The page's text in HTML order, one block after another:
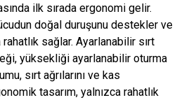
ilk sırada ergonomi gelir.
doğal duruşunu destekler ve
sağlar. Ayarlanabilir sırt
yüksekliği ayarlanabilir oturma
sırt ağrılarını ve kas
tasarım, yalnızca rahatlık